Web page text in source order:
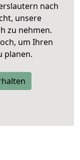
nach
unsere
zu nehmen.
um Ihren
planen.